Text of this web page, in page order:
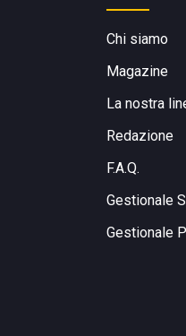
Chi siamo
Magazine
La nostra
Redazione
F.A.Q.
Gestionale
Gestionale